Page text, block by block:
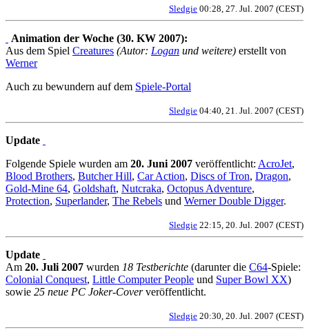
Sledgie 00:28, 27. Jul. 2007 (CEST)
Animation der Woche (30. KW 2007):
Aus dem Spiel Creatures (Autor: Logan und weitere) erstellt von
Werner
Auch zu bewundern auf dem Spiele-Portal
Sledgie 04:40, 21. Jul. 2007 (CEST)
Update
Folgende Spiele wurden am 20. Juni 2007 veröffentlicht: AcroJet,
Blood Brothers, Butcher Hill, Car Action, Discs of Tron, Dragon,
Gold-Mine 64, Goldshaft, Nutcraka, Octopus Adventure,
Protection, Superlander, The Rebels und Werner Double Digger.
Sledgie 22:15, 20. Jul. 2007 (CEST)
Update
Am 20. Juli 2007 wurden 18 Testberichte (darunter die C64-Spiele:
Colonial Conquest, Little Computer People und Super Bowl XX)
sowie 25 neue PC Joker-Coververöffentlicht.
Sledgie 20:30, 20. Jul. 2007 (CEST)